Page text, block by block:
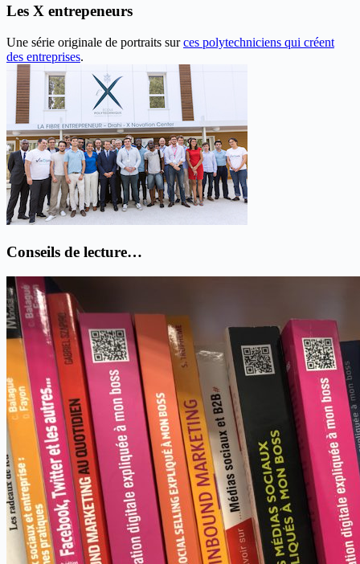
Les X entrepeneurs
Une série originale de portraits surces polytechniciens qui créent
des entreprises.
Conseils de lecture…